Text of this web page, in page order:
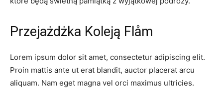
Przejażdżka‍ Koleją Flåm
Lorem ipsum ‍dolor sit ​amet, consectetur adipiscing elit.
⁣Proin mattis ante ut erat‍ blandit, auctor ​placerat‍ arcu
aliquam. Nam eget magna vel orci maximus ultricies.